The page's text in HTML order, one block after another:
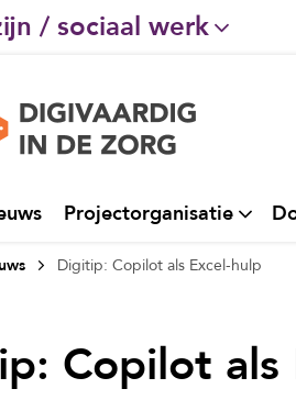
/ sociaal werk
& Zorg
Projectorganisatie
Digitip: Copilot als Excel-hulp
Copilot als